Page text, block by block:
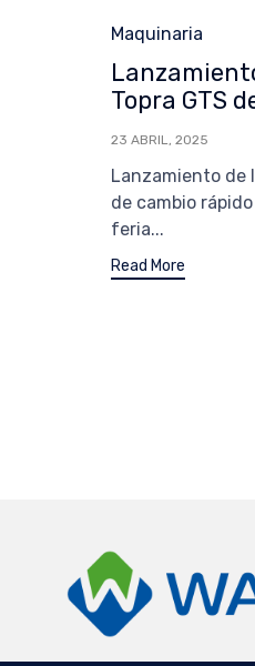
Category
Maquinaria
Topra GTS
23 ABRIL, 2025
Lanzamiento de
de cambio
feria...
Read More